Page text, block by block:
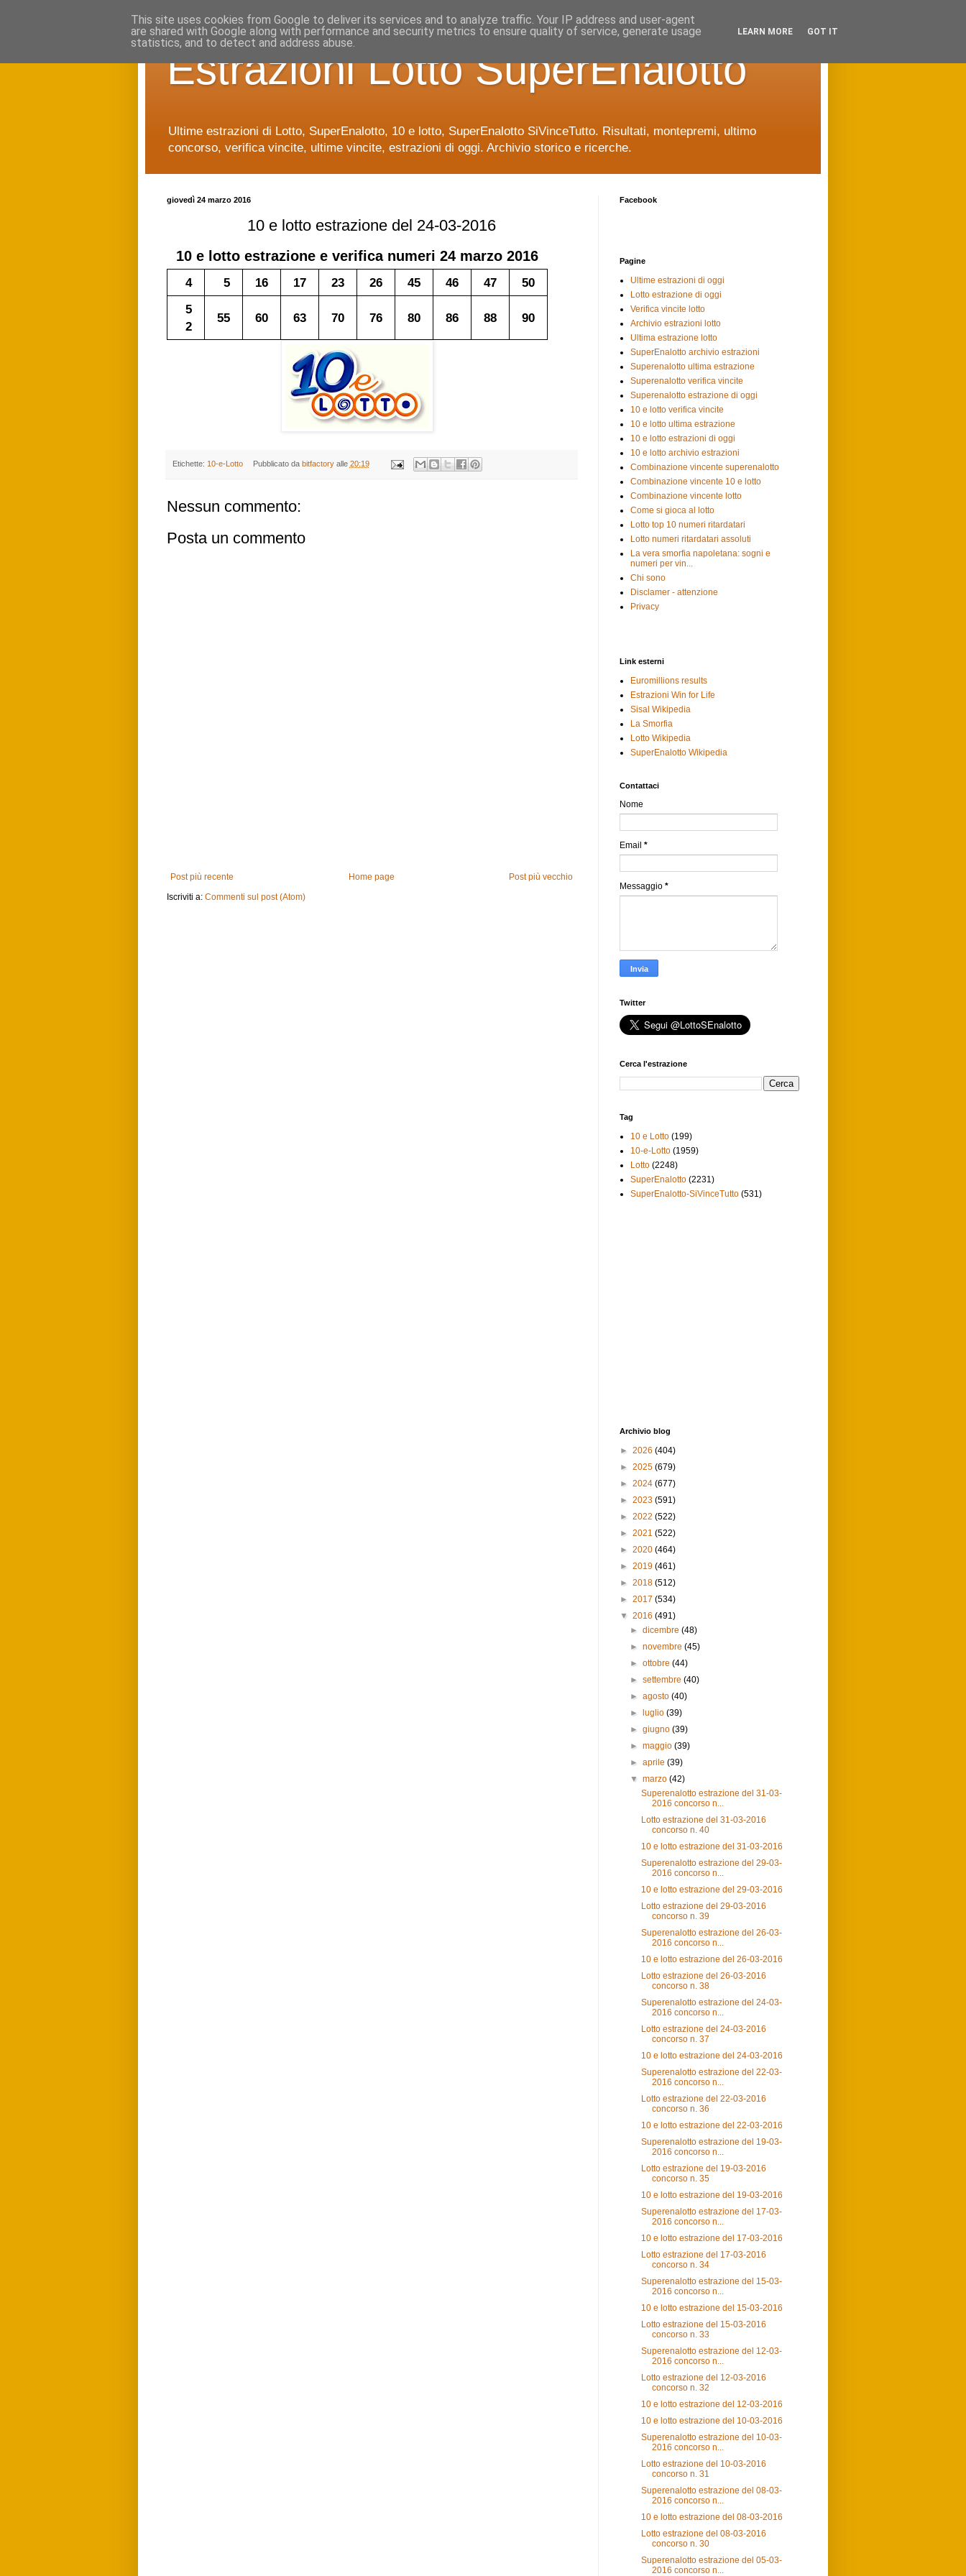
Estrazioni Lotto SuperEnalotto
Ultime estrazioni di Lotto, SuperEnalotto, 10 e lotto, SuperEnalotto SiVinceTutto. Risultati, montepremi, ultimo
concorso, verifica vincite, ultime vincite, estrazioni di oggi. Archivio storico e ricerche.
giovedì 24 marzo 2016
10 e lotto estrazione del 24-03-2016
10 e lotto estrazione e verifica numeri 24 marzo 2016
4 5 16 17 23 26 45 46 47
50
5
2
55 60 63 70 76 80 86 88 90
Etichette: 10-e-Lotto Pubblicato da bitfactory alle 20:19
Nessun commento:
Posta un commento
Post più recente Post più vecchio
Home page
Iscriviti a: Commenti sul post (Atom)
Facebook
Pagine
Ultime estrazioni di oggi
Lotto estrazione di oggi
Verifica vincite lotto
Archivio estrazioni lotto
Ultima estrazione lotto
SuperEnalotto archivio estrazioni
Superenalotto ultima estrazione
Superenalotto verifica vincite
Superenalotto estrazione di oggi
10 e lotto verifica vincite
10 e lotto ultima estrazione
10 e lotto estrazioni di oggi
10 e lotto archivio estrazioni
Combinazione vincente superenalotto
Combinazione vincente 10 e lotto
Combinazione vincente lotto
Come si gioca al lotto
Lotto top 10 numeri ritardatari
Lotto numeri ritardatari assoluti
La vera smorfia napoletana: sogni e
numeri per vin...
Chi sono
Disclamer - attenzione
Privacy
Link esterni
Euromillions results
Estrazioni Win for Life
Sisal Wikipedia
La Smorfia
Lotto Wikipedia
SuperEnalotto Wikipedia
Contattaci
Nome
Email *
Messaggio *
Twitter
Cerca l'estrazione
Tag
10 e Lotto (199)
10-e-Lotto (1959)
Lotto (2248)
SuperEnalotto (2231)
SuperEnalotto-SiVinceTutto (531)
Archivio blog
► 2026 (404)
► 2025 (679)
► 2024 (677)
► 2023 (591)
► 2022 (522)
► 2021 (522)
► 2020 (464)
► 2019 (461)
► 2018 (512)
► 2017 (534)
▼ 2016 (491)
►dicembre(48)
►novembre(45)
►ottobre(44)
►settembre(40)
►agosto(40)
►
luglio(39)
►giugno(39)
►maggio(39)
►aprile(39)
▼marzo(42)
Superenalotto estrazione del 31-03-
2016 concorso n...
Lotto estrazione del 31-03-2016
concorso n. 40
10 e lotto estrazione del 31-03-2016
Superenalotto estrazione del 29-03-
2016 concorso n...
10 e lotto estrazione del 29-03-2016
Lotto estrazione del 29-03-2016
concorso n. 39
Superenalotto estrazione del 26-03-
2016 concorso n...
10 e lotto estrazione del 26-03-2016
Lotto estrazione del 26-03-2016
concorso n. 38
Superenalotto estrazione del 24-03-
2016 concorso n...
Lotto estrazione del 24-03-2016
concorso n. 37
10 e lotto estrazione del 24-03-2016
Superenalotto estrazione del 22-03-
2016 concorso n...
Lotto estrazione del 22-03-2016
concorso n. 36
10 e lotto estrazione del 22-03-2016
Superenalotto estrazione del 19-03-
2016 concorso n...
Lotto estrazione del 19-03-2016
concorso n. 35
10 e lotto estrazione del 19-03-2016
Superenalotto estrazione del 17-03-
2016 concorso n...
10 e lotto estrazione del 17-03-2016
Lotto estrazione del 17-03-2016
concorso n. 34
Superenalotto estrazione del 15-03-
2016 concorso n...
10 e lotto estrazione del 15-03-2016
Lotto estrazione del 15-03-2016
concorso n. 33
Superenalotto estrazione del 12-03-
2016 concorso n...
Lotto estrazione del 12-03-2016
concorso n. 32
10 e lotto estrazione del 12-03-2016
10 e lotto estrazione del 10-03-2016
Superenalotto estrazione del 10-03-
2016 concorso n...
Lotto estrazione del 10-03-2016
concorso n. 31
Superenalotto estrazione del 08-03-
2016 concorso n...
10 e lotto estrazione del 08-03-2016
Lotto estrazione del 08-03-2016
concorso n. 30
Superenalotto estrazione del 05-03-
2016 concorso n...
This site uses cookies from Google to deliver its services and to analyze traffic. Your IP address and user-agent
are shared with Google along with performance and security metrics to ensure quality of service, generate usage
statistics, and to detect and address abuse.
LEARN MORE GOT IT